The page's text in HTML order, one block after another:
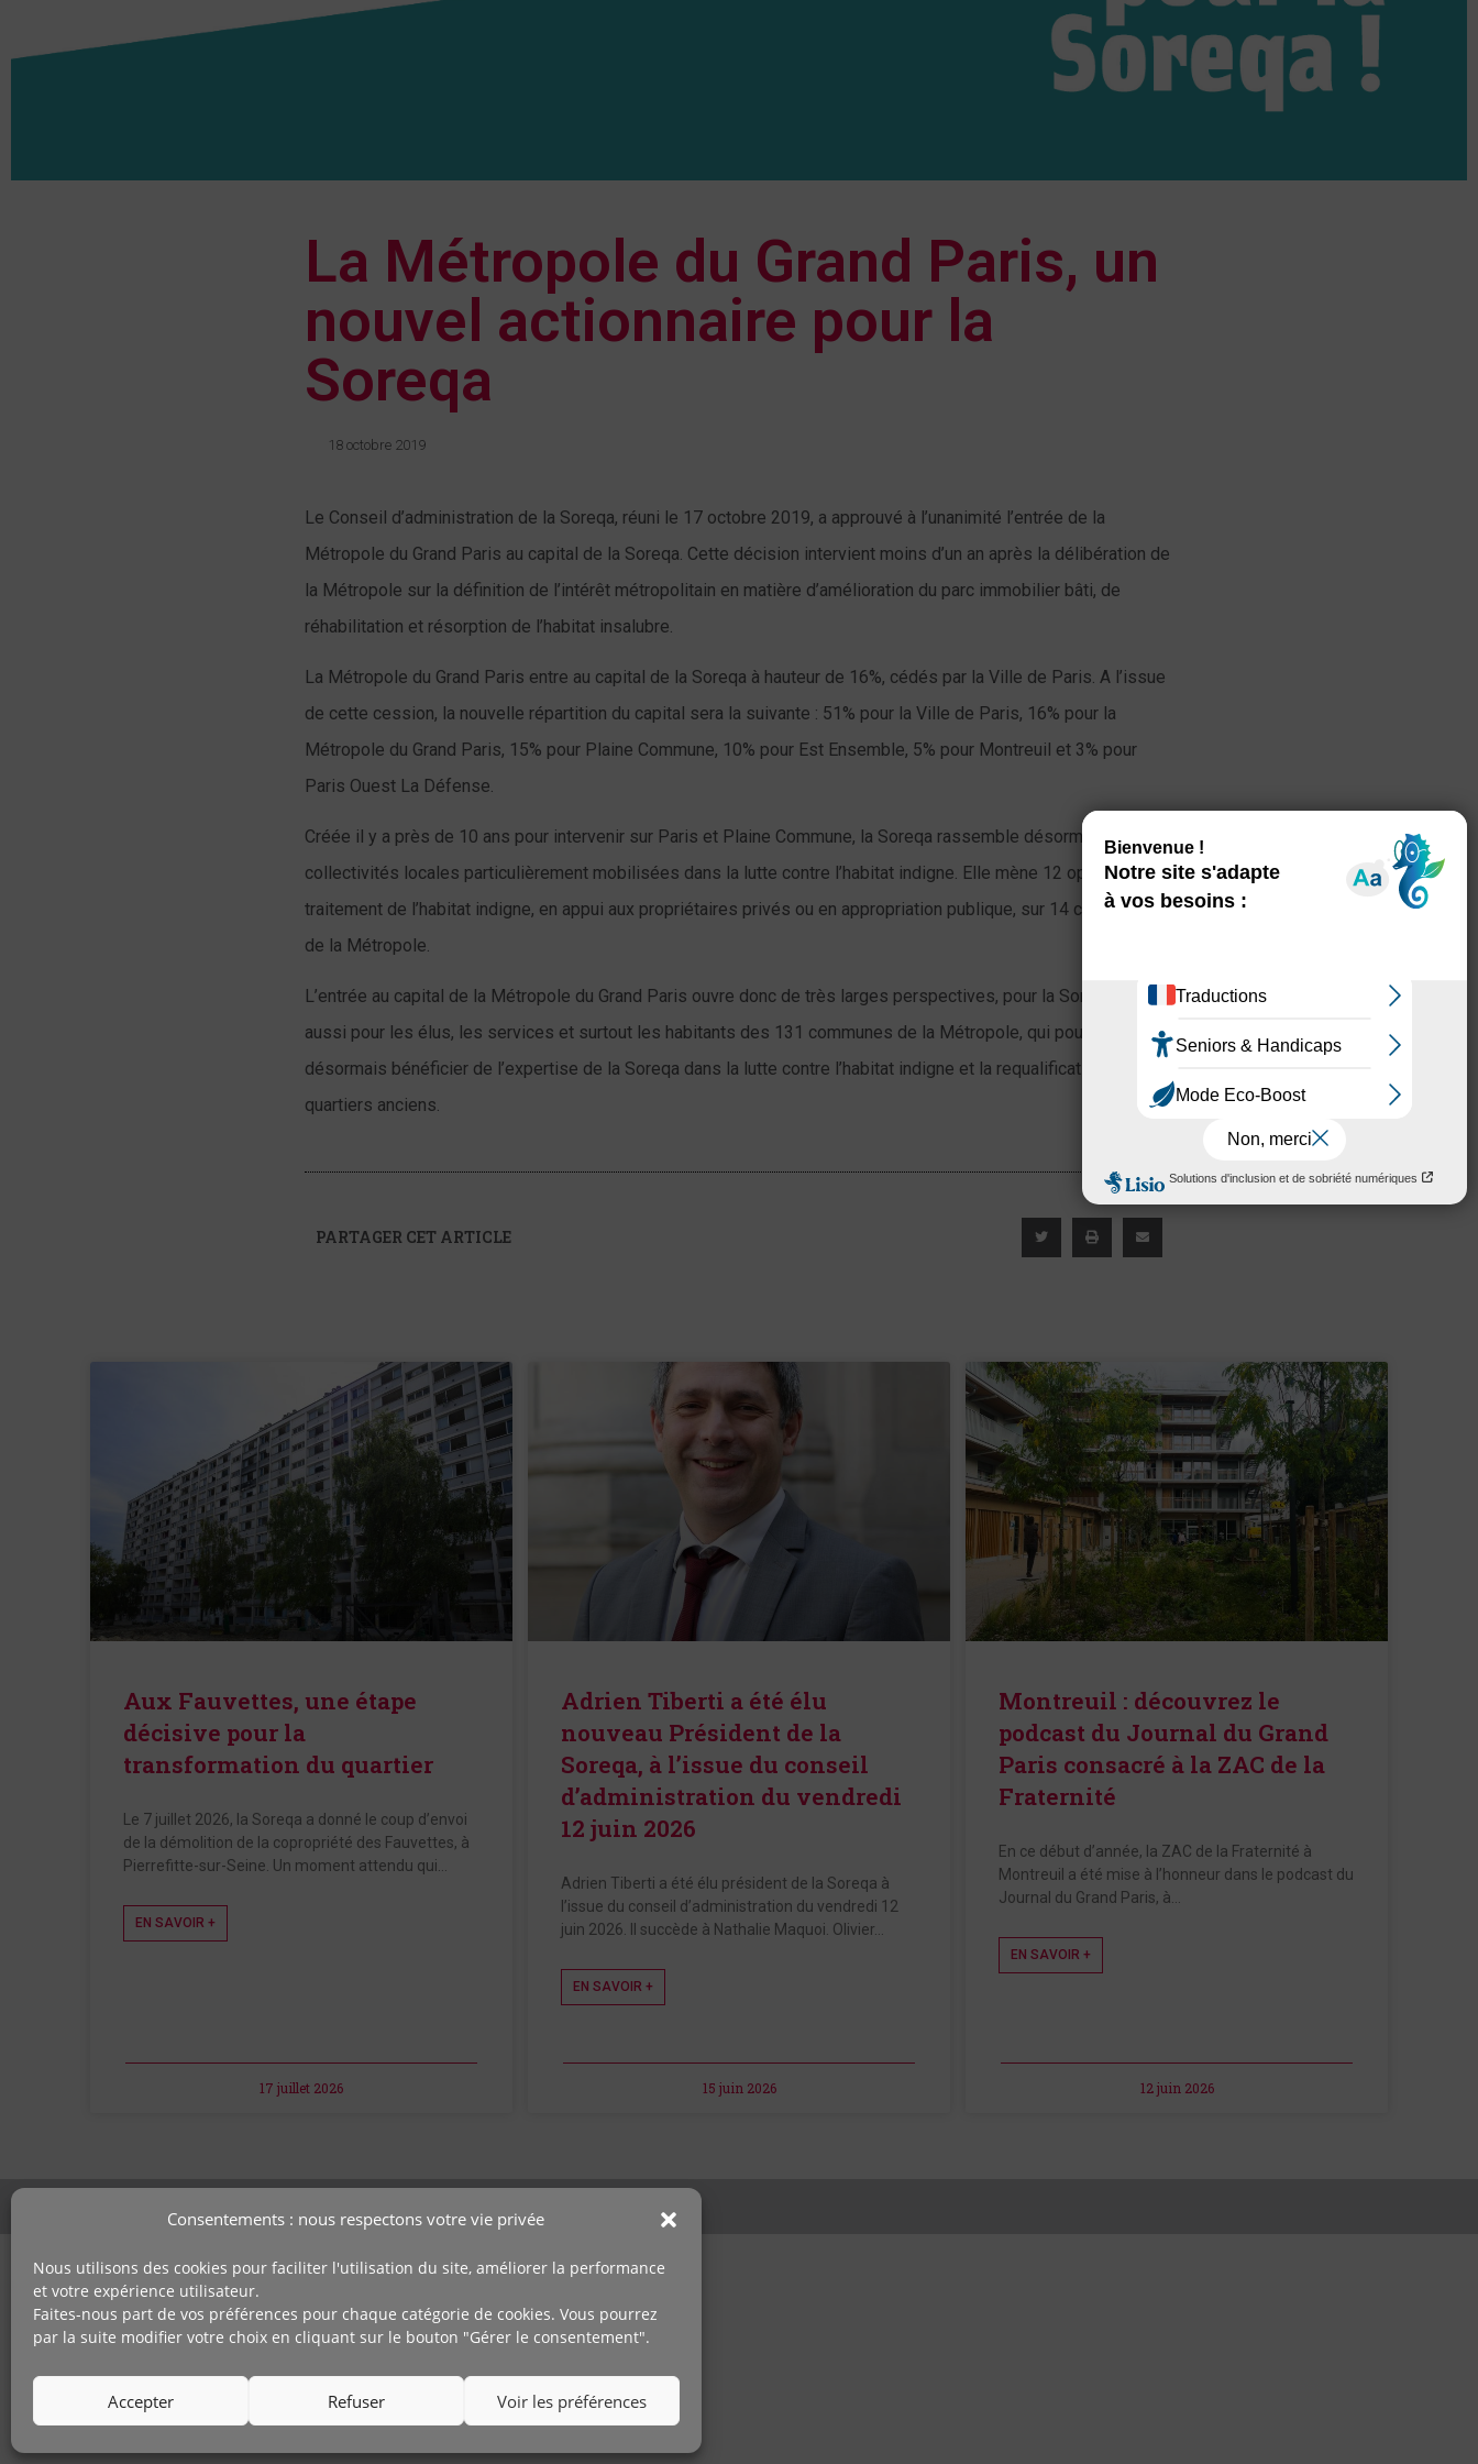
Consentements : nous respectons votre vie privée
Nous utilisons des cookies pour faciliter l'utilisation du site, améliorer la performance
et votre expérience utilisateur.
Faites-nous part de vos préférences pour chaque catégorie de cookies. Vous pourrez
par la suite modifier votre choix en cliquant sur le bouton "Gérer le consentement".
Accepter Refuser Voir les préférences
La Métropole du Grand Paris, un
nouvel actionnaire pour la
Soreqa
18 octobre 2019
Le Conseil d’administration de la Soreqa, réuni le 17 octobre 2019, a approuvé à l’unanimité l’entrée de la
Métropole du Grand Paris au capital de la Soreqa. Cette décision intervient moins d’un an après la délibération de
la Métropole sur la définition de l’intérêt métropolitain en matière d’amélioration du parc immobilier bâti, de
réhabilitation et résorption de l’habitat insalubre.
La Métropole du Grand Paris entre au capital de la Soreqa à hauteur de 16%, cédés par la Ville de Paris. A l’issue
de cette cession, la nouvelle répartition du capital sera la suivante : 51% pour la Ville de Paris, 16% pour la
Métropole du Grand Paris, 15% pour Plaine Commune, 10% pour Est Ensemble, 5% pour Montreuil et 3% pour
Paris Ouest La Défense.
Créée il y a près de 10 ans pour intervenir sur Paris et Plaine Commune, la Soreqa rassemble désormais 6
collectivités locales particulièrement mobilisées dans la lutte contre l’habitat indigne. Elle mène 12 opérations de
traitement de l’habitat indigne, en appui aux propriétaires privés ou en appropriation publique, sur 14 communes
de la Métropole.
L’entrée au capital de la Métropole du Grand Paris ouvre donc de très larges perspectives, pour la Soreqa mais
aussi pour les élus, les services et surtout les habitants des 131 communes de la Métropole, qui pourront
désormais bénéficier de l’expertise de la Soreqa dans la lutte contre l’habitat indigne et la requalification des
quartiers anciens.
PARTAGER CET ARTICLE
Aux Fauvettes, une étape
décisive pour la
transformation du quartier
Le 7 juillet 2026, la Soreqa a donné le coup d’envoi
de la démolition de la copropriété des Fauvettes, à
Pierrefitte-sur-Seine. Un moment attendu qui…
EN SAVOIR +
17 juillet 2026
Adrien Tiberti a été élu
nouveau Président de la
Soreqa, à l’issue du conseil
d’administration du vendredi
12 juin 2026
Adrien Tiberti a été élu président de la Soreqa à
l’issue du conseil d’administration du vendredi 12
juin 2026. Il succède à Nathalie Maquoi. Olivier…
EN SAVOIR +
15 juin 2026
Montreuil : découvrez le
podcast du Journal du Grand
Paris consacré à la ZAC de la
Fraternité
En ce début d’année, la ZAC de la Fraternité à
Montreuil a été mise à l’honneur dans le podcast du
Journal du Grand Paris, à…
EN SAVOIR +
12 juin 2026
Contact
Mentions légales
Espace fournisseur
Confidentialité
Politique des données personnelles